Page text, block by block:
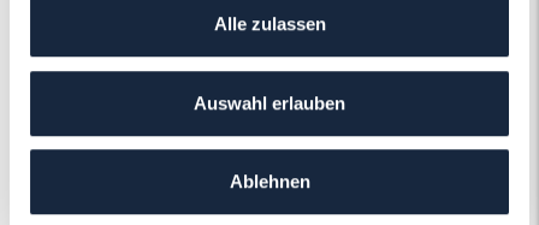
Alle zulassen
Auswahl erlauben
Ablehnen
Das könnte Ihnen auch gefallen!